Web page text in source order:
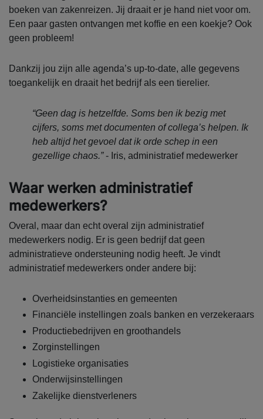
boeken van zakenreizen. Jij draait er je hand niet voor om.
Een paar gasten ontvangen met koffie en een koekje? Ook
geen probleem!
Dankzij jou zijn alle agenda’s up-to-date, alle gegevens
toegankelijk en draait het bedrijf als een tierelier.
“Geen dag is hetzelfde. Soms ben ik bezig met
cijfers, soms met documenten of collega’s helpen. Ik
heb altijd het gevoel dat ik orde schep in een
gezellige chaos.”- Iris, administratief medewerker
Waar werken administratief
medewerkers?
Overal, maar dan echt overal zijn administratief
medewerkers nodig. Er is geen bedrijf dat geen
administratieve ondersteuning nodig heeft. Je vindt
administratief medewerkers onder andere bij:
Overheidsinstanties en gemeenten
Financiële instellingen zoals banken en verzekeraars
Productiebedrijven en groothandels
Zorginstellingen
Logistieke organisaties
Onderwijsinstellingen
Zakelijke dienstverleners